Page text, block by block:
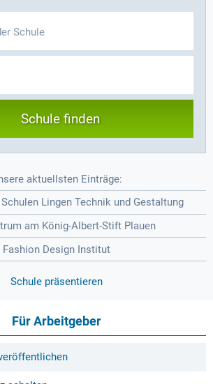
Schule finden
aktuellsten Einträge:
Lingen Technik und Gestaltung
am König-Albert-Stift Plauen
Fashion Design Institut
Schule präsentieren
Für Arbeitgeber